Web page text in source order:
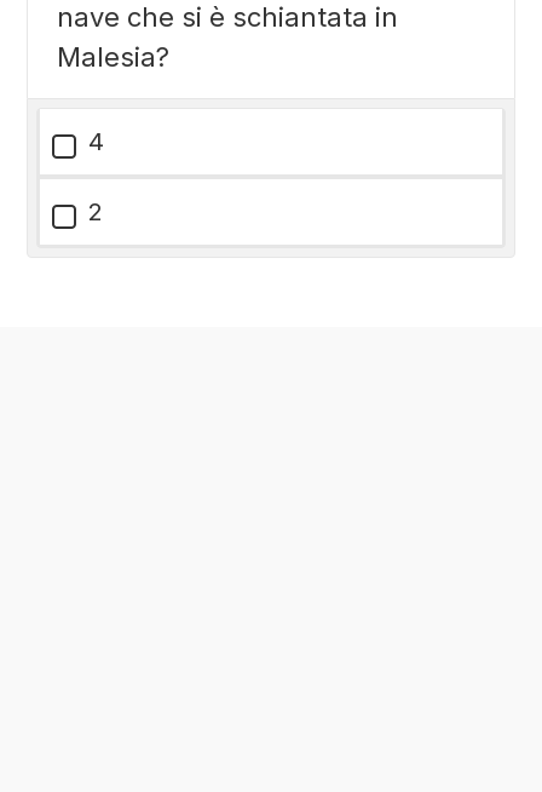
nave che si è schiantata in
Malesia?
4
2